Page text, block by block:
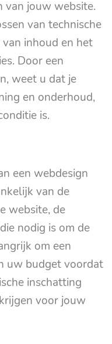
van jouw website.
van technische
inhoud en het
Door een
weet u dat je
en onderhoud,
is.
een webdesign
van de
website, de
nodig is om de
om een
uw budget voordat
inschatting
voor jouw